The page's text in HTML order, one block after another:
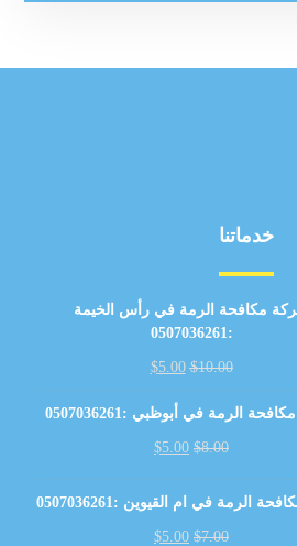
خدماتنا
مكافحة الرمة في رأس الخيمة
:0507036261
$10.00
$5.00
الرمة في أبوظبي :0507036261
$8.00
$5.00
الرمة في ام القيوين :0507036261
$7.00
$5.00